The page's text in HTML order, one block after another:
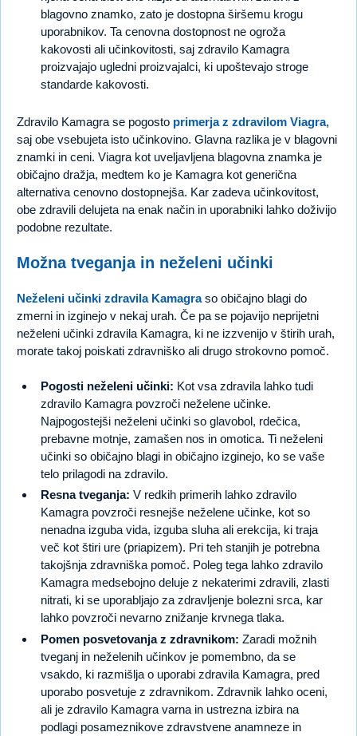
blagovno znamko, zato je dostopna širšemu krogu
uporabnikov. Ta cenovna dostopnost ne ogroža
kakovosti ali učinkovitosti, saj zdravilo Kamagra
proizvajajo ugledni proizvajalci, ki upoštevajo stroge
standarde kakovosti.
Zdravilo Kamagra se pogosto primerja z zdravilom Viagra,
saj obe vsebujeta isto učinkovino. Glavna razlika je v blagovni
znamki in ceni. Viagra kot uveljavljena blagovna znamka je
običajno dražja, medtem ko je Kamagra kot generična
alternativa cenovno dostopnejša. Kar zadeva učinkovitost,
obe zdravili delujeta na enak način in uporabniki lahko doživijo
podobne rezultate.
Možna tveganja in neželeni učinki
Neželeni učinki zdravila Kamagraso običajno blagi do
zmerni in izginejo v nekaj urah. Če pa se pojavijo neprijetni
neželeni učinki zdravila Kamagra, ki ne izzvenijo v štirih urah,
morate takoj poiskati zdravniško ali drugo strokovno pomoč.
Pogosti neželeni učinki: Kot vsa zdravila lahko tudi
zdravilo Kamagra povzroči neželene učinke.
Najpogostejši neželeni učinki so glavobol, rdečica,
prebavne motnje, zamašen nos in omotica. Ti neželeni
učinki so običajno blagi in običajno izginejo, ko se vaše
telo prilagodi na zdravilo.
Resna tveganja: V redkih primerih lahko zdravilo
Kamagra povzroči resnejše neželene učinke, kot so
nenadna izguba vida, izguba sluha ali erekcija, ki traja
več kot štiri ure (priapizem). Pri teh stanjih je potrebna
takojšnja zdravniška pomoč. Poleg tega lahko zdravilo
Kamagra medsebojno deluje z nekaterimi zdravili, zlasti
nitrati, ki se uporabljajo za zdravljenje bolezni srca, kar
lahko povzroči nevarno znižanje krvnega tlaka.
Pomen posvetovanja z zdravnikom: Zaradi možnih
tveganj in neželenih učinkov je pomembno, da se
vsakdo, ki razmišlja o uporabi zdravila Kamagra, pred
uporabo posvetuje z zdravnikom. Zdravnik lahko oceni,
ali je zdravilo Kamagra varna in ustrezna izbira na
podlagi posameznikove zdravstvene anamneze in